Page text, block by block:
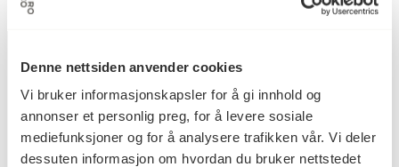
Denne nettsiden anvender cookies
Vi bruker informasjonskapsler for å gi innhold og
annonser et personlig preg, for å levere sosiale
mediefunksjoner og for å analysere trafikken vår. Vi deler
dessuten informasjon om hvordan du bruker nettstedet
Postadresse